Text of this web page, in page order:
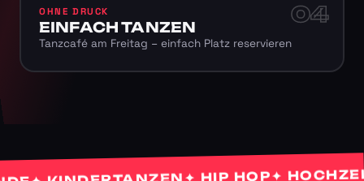
04
OHNE DRUCK
EINFACH TANZEN
Tanzcafé am Freitag – einfach Platz reservieren
✦